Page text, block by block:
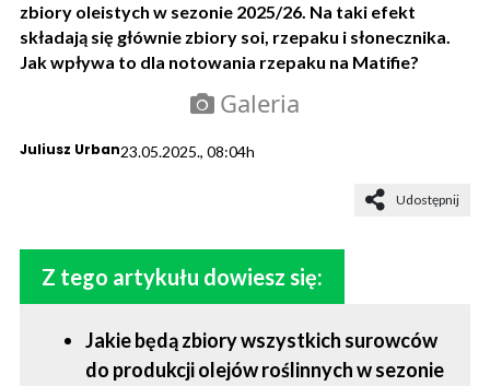
zbiory oleistych w sezonie 2025/26. Na taki efekt
składają się głównie zbiory soi, rzepaku i słonecznika.
Jak wpływa to dla notowania rzepaku na Matifie?
Galeria
Juliusz Urban23.05.2025., 08:04h
Udostępnij
Z tego artykułu dowiesz się:
Jakie będą zbiory wszystkich surowców
do produkcji olejów roślinnych w sezonie